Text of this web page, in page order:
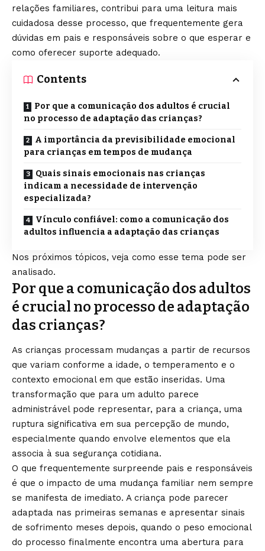
relações familiares, contribui para uma leitura mais
cuidadosa desse processo, que frequentemente gera
dúvidas em pais e responsáveis sobre o que esperar e
como oferecer suporte adequado.
Contents
Por que a comunicação dos adultos é crucial
no processo de adaptação das crianças?
A importância da previsibilidade emocional
para crianças em tempos de mudança
Quais sinais emocionais nas crianças
indicam a necessidade de intervenção
especializada?
Vínculo confiável: como a comunicação dos
adultos influencia a adaptação das crianças
Nos próximos tópicos, veja como esse tema pode ser
analisado.
Por que a comunicação dos adultos
é crucial no processo de adaptação
das crianças?
As crianças processam mudanças a partir de recursos
que variam conforme a idade, o temperamento e o
contexto emocional em que estão inseridas. Uma
transformação que para um adulto parece
administrável pode representar, para a criança, uma
ruptura significativa em sua percepção de mundo,
especialmente quando envolve elementos que ela
associa à sua segurança cotidiana.
O que frequentemente surpreende pais e responsáveis
é que o impacto de uma mudança familiar nem sempre
se manifesta de imediato. A criança pode parecer
adaptada nas primeiras semanas e apresentar sinais
de sofrimento meses depois, quando o peso emocional
do processo finalmente encontra uma abertura para